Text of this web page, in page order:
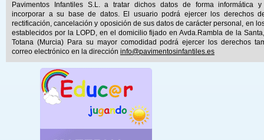
Pavimentos Infantiles S.L. a tratar dichos datos de forma informática y
incorporar a su base de datos. El usuario podrá ejercer los derechos
rectificación, cancelación y oposición de sus datos de carácter personal, en
establecidos por la LOPD, en el domicilio fijado en Avda.Rambla de la
Totana (Murcia) Para su mayor comodidad podrá ejercer los derechos
correo electrónico en la dirección info@pavimentosinfantiles.es